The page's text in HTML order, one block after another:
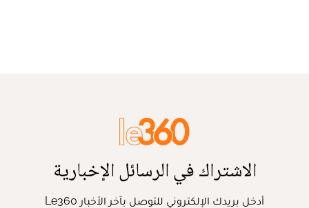
الاشتراك في الرسائل الإخبارية
أدخل بريدك الإلكتروني للتوصل بآخر الأخبار Le360